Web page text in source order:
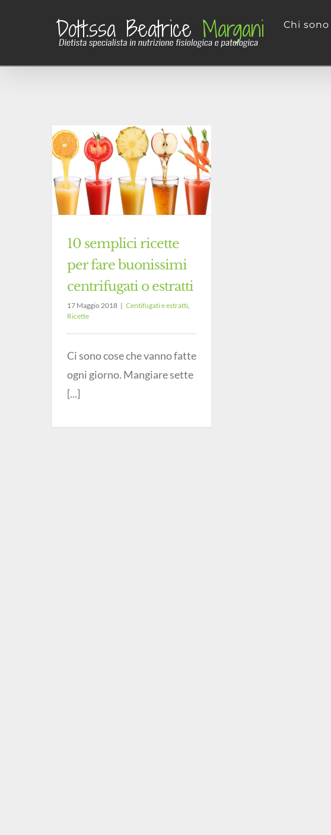
Chi sono
10 semplici ricette per
centrifugati o estratti
10 semplici ricette
per fare buonissimi
centrifugati o estratti
17 Maggio 2018 | Centifugati e estratti
Ricette
Ci sono cose che vanno fatte
ogni giorno. Mangiare sette
[...]